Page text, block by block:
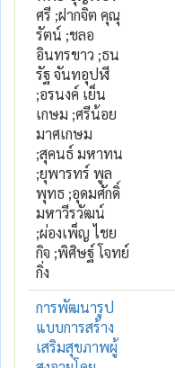
ศรี ;ฝากจิต คุณุ
รัตน์ ;ชลอ
อินทรขาว ;ธน
รัฐ จันทอุปฬี
;อรนงค์ เย็น
เกษม ;ศรีน้อย
มาศเกษม
;สุคนธ์ มหาทน
;ยุพารทร์ พูล
พุทธ ;อุดมศักดิ์
มหาวีรวัฒน์
;ผ่องเพ็ญ ไชย
กิจ ;พิศิษฐ์ โจทย์
กิ่ง
การพัฒนารูป
แบบการสร้าง
เสริมสุขภาพผู้